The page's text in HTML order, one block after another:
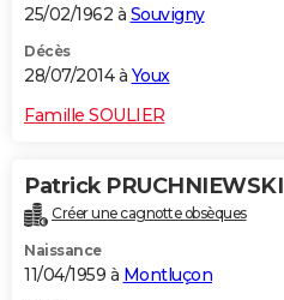
25/02/1962 à Souvigny
Décès
28/07/2014 à Youx
Famille SOULIER
Patrick PRUCHNIEWSKI
Créer une cagnotte obsèques
Naissance
11/04/1959 à Montluçon